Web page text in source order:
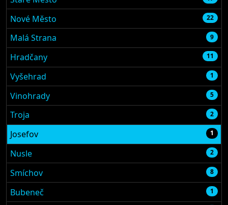
Nové Město 22
Malá Strana 9
Hradčany 11
Vyšehrad 1
Vinohrady 5
Troja 2
Josefov 1
Nusle 2
Smíchov 8
Bubeneč 1